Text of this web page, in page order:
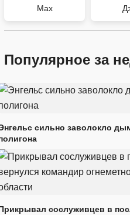
Max
Популярное за
сильно заволокло
сослуживцев в